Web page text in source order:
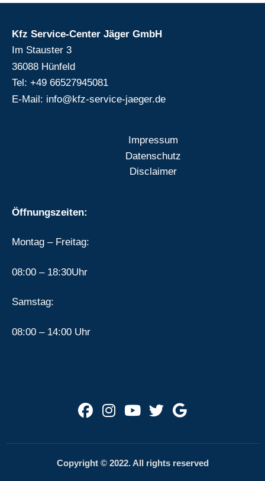
Kfz Service-Center Jäger GmbH
Im Stauster 3
36088 Hünfeld
Tel: +49 66527945081
E-Mail: info@kfz-service-jaeger.de
Impressum
Datenschutz
Disclaimer
Öffnungszeiten:
Montag – Freitag:
08:00 – 18:30Uhr
Samstag:
08:00 – 14:00 Uhr
Copyright © 2022. All rights reserved